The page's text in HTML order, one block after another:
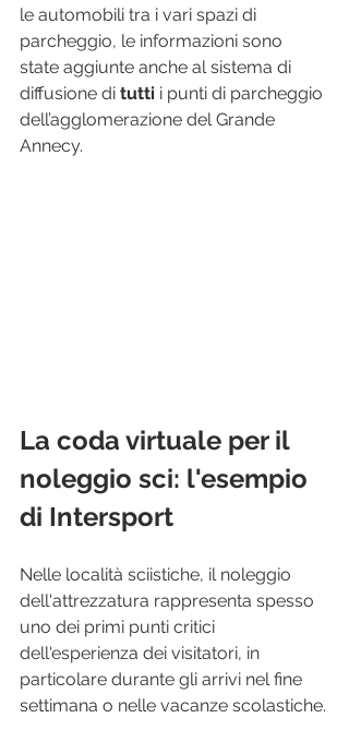
le automobili tra i vari spazi di
parcheggio, le informazioni sono
state aggiunte anche al sistema di
diffusione di tutti i punti di parcheggio
dell’agglomerazione del Grande
Annecy.
La coda virtuale per il
noleggio sci: l'esempio
di Intersport
Nelle località sciistiche, il noleggio
dell'attrezzatura rappresenta spesso
uno dei primi punti critici
dell'esperienza dei visitatori, in
particolare durante gli arrivi nel fine
settimana o nelle vacanze scolastiche.